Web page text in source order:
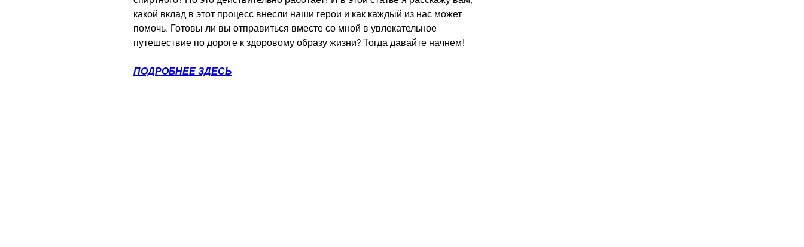
какой вклад в этот процесс внесли наши герои и как каждый из нас может
помочь. Готовы ли вы отправиться вместе со мной в увлекательное
путешествие по дороге к здоровому образу жизни? Тогда давайте начнем!
ПОДРОБНЕЕ ЗДЕСЬ